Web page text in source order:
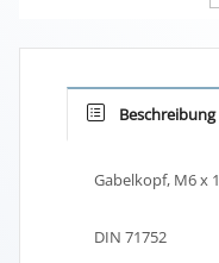
Beschreibung
Gabelkopf, M6 x
DIN 71752